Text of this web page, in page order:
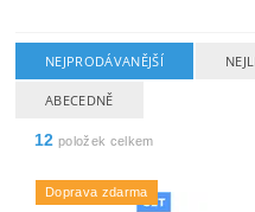
NEJPRODÁVANĚJŠÍ
ABECEDNĚ
12 položek celkem
Doprava zdarma